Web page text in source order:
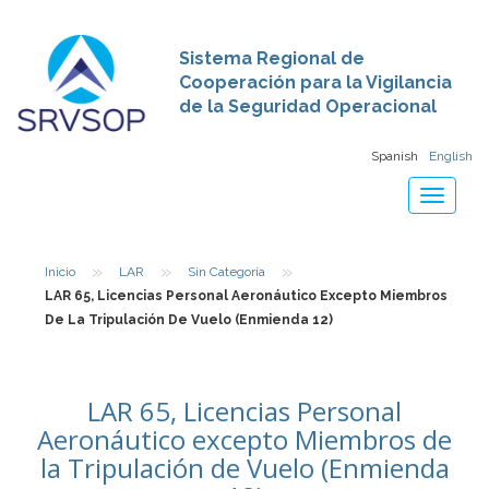
Sistema Regional de
Cooperación para la Vigilancia
de la Seguridad Operacional
Spanish English
Toggle
Inicio » LAR » Sin Categoría »
LAR 65, Licencias Personal Aeronáutico Excepto Miembros
De La Tripulación De Vuelo (Enmienda 12)
LAR 65, Licencias Personal
Aeronáutico excepto Miembros de
la Tripulación de Vuelo (Enmienda